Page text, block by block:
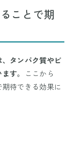
ことで期
タンパク質やビ
す。
ここから
待できる効果に